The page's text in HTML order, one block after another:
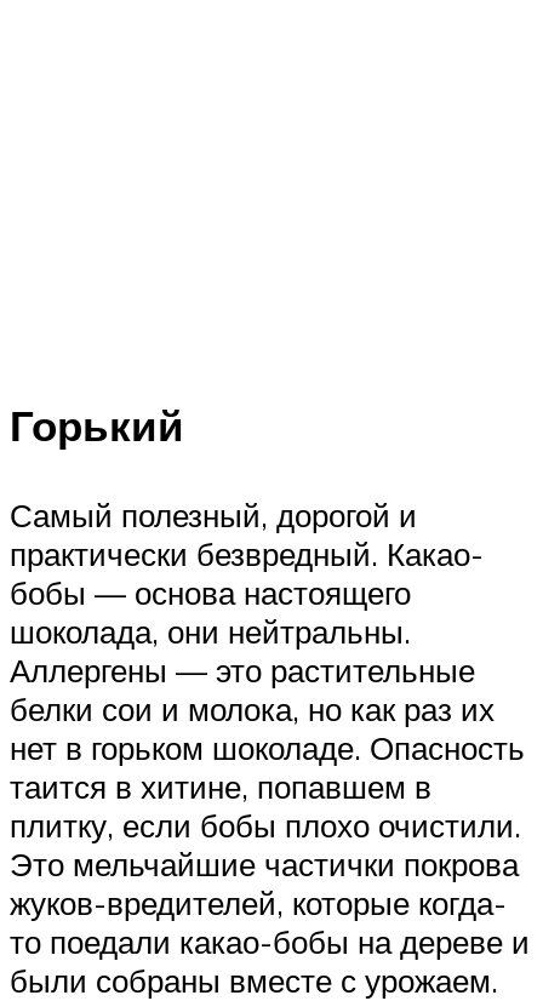
Горький
Самый полезный, дорогой и
практически безвредный. Какао-
бобы — основа настоящего
шоколада, они нейтральны.
Аллергены — это растительные
белки сои и молока, но как раз их
нет в горьком шоколаде. Опасность
таится в хитине, попавшем в
плитку, если бобы плохо очистили.
Это мельчайшие частички покрова
жуков-вредителей, которые когда-
то поедали какао-бобы на дереве и
были собраны вместе с урожаем.